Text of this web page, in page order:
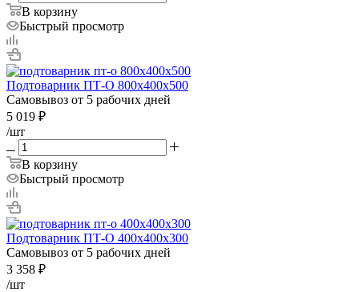
В корзину
Быстрый просмотр
Подтоварник ПТ-О 800х400х500
Самовывоз от 5 рабочих дней
5 019 ₽
/шт
В корзину
Быстрый просмотр
Подтоварник ПТ-О 400х400х300
Самовывоз от 5 рабочих дней
3 358 ₽
/шт